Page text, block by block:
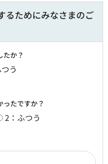
るためにみなさまのご
たか？
う
ったですか？
2：ふつう